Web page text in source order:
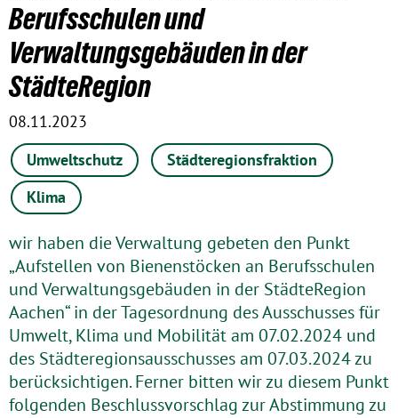
Berufsschulen und
Verwaltungsgebäuden in der
StädteRegion
08.11.2023
Umweltschutz
Städteregionsfraktion
Klima
wir haben die Verwaltung gebeten den Punkt
„Aufstellen von Bienenstöcken an Berufsschulen
und Verwaltungsgebäuden in der StädteRegion
Aachen“ in der Tagesordnung des Ausschusses für
Umwelt, Klima und Mobilität am 07.02.2024 und
des Städteregionsausschusses am 07.03.2024 zu
berücksichtigen. Ferner bitten wir zu diesem Punkt
folgenden Beschlussvorschlag zur Abstimmung zu